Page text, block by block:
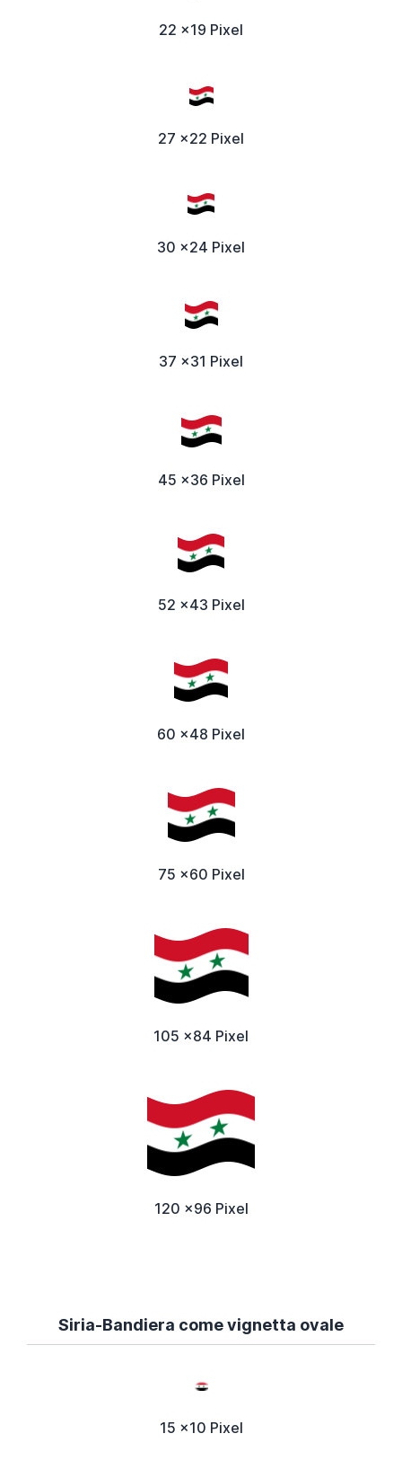
22 x19 Pixel
27 x22 Pixel
30 x24 Pixel
37 x31 Pixel
45 x36 Pixel
52 x43 Pixel
60 x48 Pixel
75 x60 Pixel
105 x84 Pixel
120 x96 Pixel
Siria-Bandiera come vignetta ovale
15 x10 Pixel